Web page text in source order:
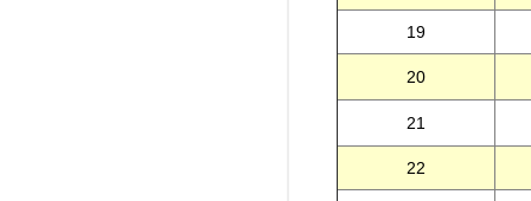
19
20
21
22